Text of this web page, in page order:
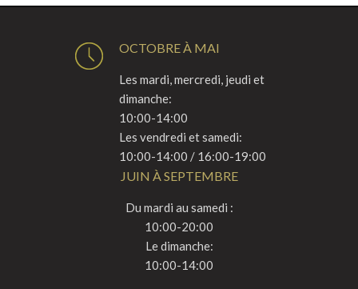
OCTOBRE À MAI
Les mardi, mercredi, jeudi et
dimanche:
10:00-14:00
Les vendredi et samedi:
10:00-14:00 / 16:00-19:00
JUIN À SEPTEMBRE
Du mardi au samedi :
10:00-20:00
Le dimanche:
10:00-14:00